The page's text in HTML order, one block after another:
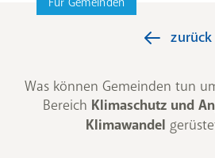
zurück
Was können Gemeinden tun
Bereich Klimaschutz und
Klimawandel